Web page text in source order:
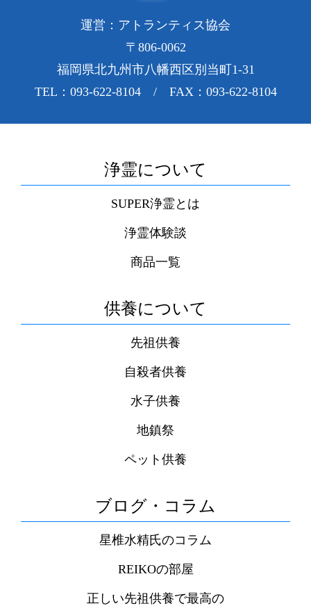
運営：アトランティス協会
〒806-0062
福岡県北九州市八幡西区別当町1-31
TEL：093-622-8104 / FAX：093-622-8104
浄霊について
SUPER浄霊とは
浄霊体験談
商品一覧
供養について
先祖供養
自殺者供養
水子供養
地鎮祭
ペット供養
ブログ・コラム
星椎水精氏のコラム
REIKOの部屋
正しい先祖供養で最高の